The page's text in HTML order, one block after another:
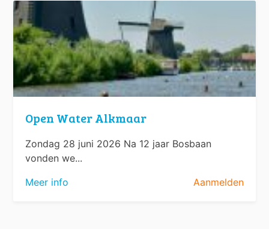
Open Water Alkmaar
Zondag 28 juni 2026 Na 12 jaar Bosbaan
vonden we...
Meer info
Aanmelden